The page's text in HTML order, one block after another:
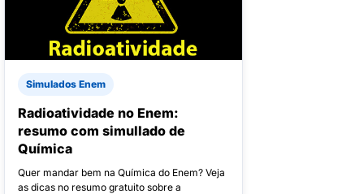
Simulados Enem
Radioatividade no Enem:
resumo com simullado de
Química
Quer mandar bem na Química do Enem? Veja
as dicas no resumo gratuito sobre a